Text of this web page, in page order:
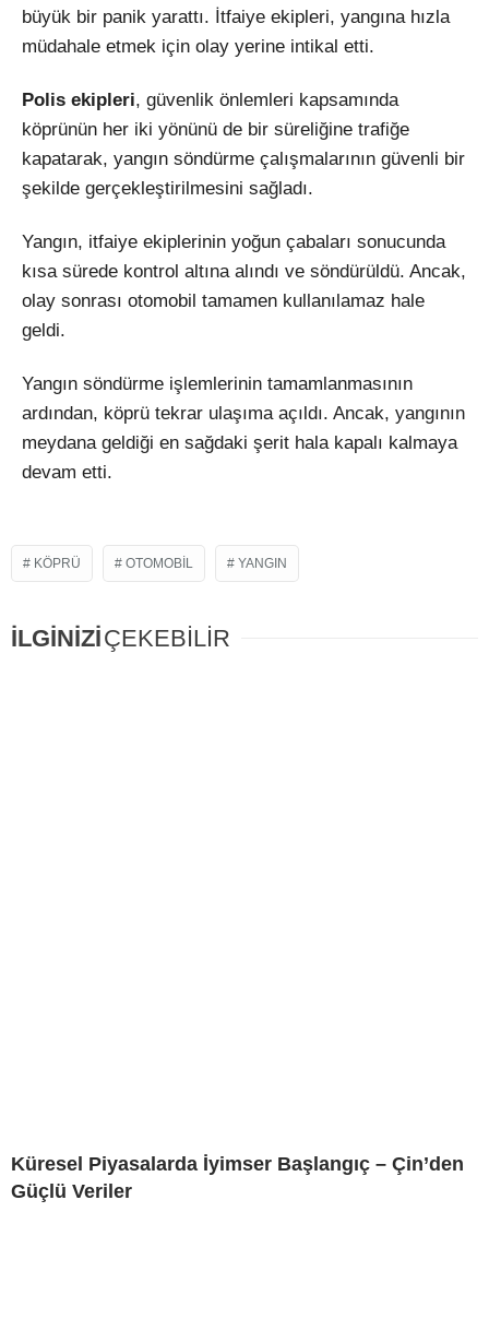
büyük bir panik yarattı. İtfaiye ekipleri, yangına hızla
müdahale etmek için olay yerine intikal etti.
Polis ekipleri, güvenlik önlemleri kapsamında
köprünün her iki yönünü de bir süreliğine trafiğe
kapatarak, yangın söndürme çalışmalarının güvenli bir
şekilde gerçekleştirilmesini sağladı.
Yangın, itfaiye ekiplerinin yoğun çabaları sonucunda
kısa sürede kontrol altına alındı ve söndürüldü. Ancak,
olay sonrası otomobil tamamen kullanılamaz hale
geldi.
Yangın söndürme işlemlerinin tamamlanmasının
ardından, köprü tekrar ulaşıma açıldı. Ancak, yangının
meydana geldiği en sağdaki şerit hala kapalı kalmaya
devam etti.
KÖPRÜ OTOMOBIL YANGIN
İLGİNİZİÇEKEBİLİR
Küresel Piyasalarda İyimser Başlangıç – Çin’den
Güçlü Veriler